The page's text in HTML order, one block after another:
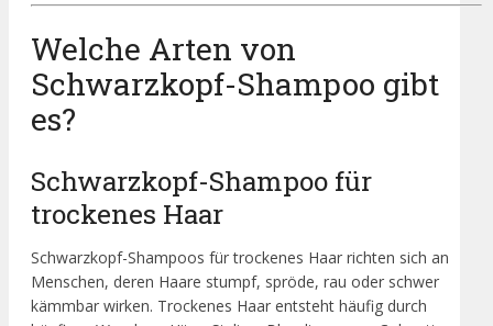
Welche Arten von
Schwarzkopf-Shampoo gibt
es?
Schwarzkopf-Shampoo für
trockenes Haar
Schwarzkopf-Shampoos für trockenes Haar richten sich an
Menschen, deren Haare stumpf, spröde, rau oder schwer
kämmbar wirken. Trockenes Haar entsteht häufig durch